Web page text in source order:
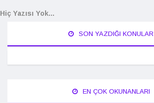
Hiç Yazısı Yok...
SON YAZDIĞI KONULAR
EN ÇOK OKUNANLARI